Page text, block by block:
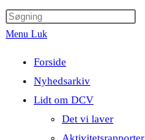
Menu Luk
Forside
Nyhedsarkiv
Lidt om DCV
Det vi laver